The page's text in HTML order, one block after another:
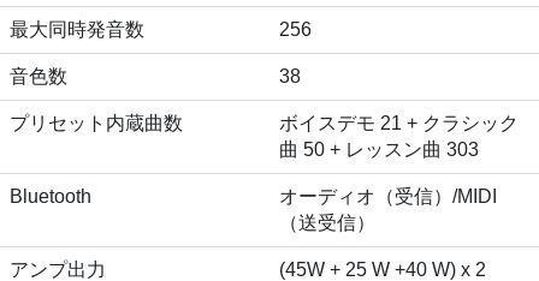
最大同時発音数 256
音色数 38
プリセット内蔵曲数
ボイスデモ 21 + クラシック
曲 50 + レッスン曲 303
Bluetooth
オーディオ（受信）/MIDI
（送受信）
アンプ出力 (45W + 25 W +40 W) x 2